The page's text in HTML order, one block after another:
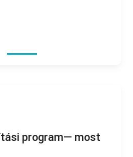
program— most